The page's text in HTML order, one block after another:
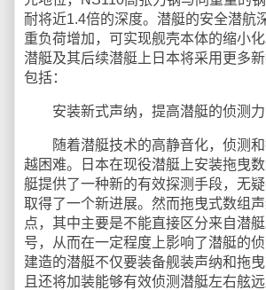
耐将近1.4倍的深度。潜艇的安全潜航
重负荷增加，可实现舰壳本体的缩小化
潜艇及其后续潜艇上日本将采用更多
包括：
安装新式声纳，提高潜艇的侦测力
随着潜艇技术的高静音化，侦测和
越困难。日本在现役潜艇上安装拖曳
艇提供了一种新的有效探测手段，无
取得了一个新进展。然而拖曳式数组
点，其中主要是不能直接区分来自潜
号，从而在一定程度上影响了潜艇的
建造的潜艇不仅要装备舰装声纳和拖
且还将加装能够有效侦测潜艇左右舷